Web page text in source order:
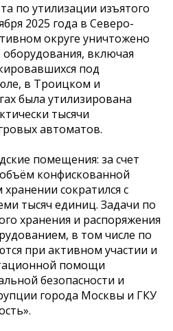
по утилизации изъятого
2025 года в Северо-
округе уничтожено
включая
под
в Троицком и
была утилизирована
тысячи
автоматов.
помещения: за счет
конфискованной
сократился с
тысяч единиц. Задачи по
хранения и распоряжения
в том числе по
при активном участии и
помощи
безопасности и
города Москвы и ГКУ